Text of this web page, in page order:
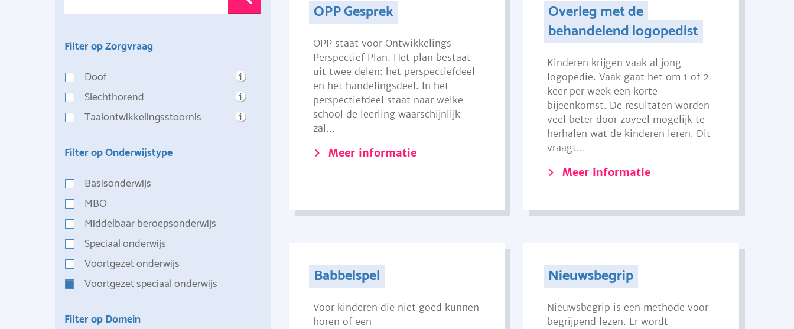
Filter op Zorgvraag
Doof
Slechthorend
Taalontwikkelingsstoornis
Filter op Onderwijstype
Basisonderwijs
MBO
Middelbaar beroepsonderwijs
Speciaal onderwijs
Voortgezet onderwijs
Voortgezet speciaal onderwijs
Filter op Domein
OPP Gesprek
OPP staat voor Ontwikkelings
Perspectief Plan. Het plan bestaat
uit twee delen: het perspectiefdeel
en het handelingsdeel. In het
perspectiefdeel staat naar welke
school de leerling waarschijnlijk
zal...
Meer informatie
Overleg met de
behandelend logopedist
Kinderen krijgen vaak al jong
logopedie. Vaak gaat het om 1 of 2
keer per week een korte
bijeenkomst. De resultaten worden
veel beter door zoveel mogelijk te
herhalen wat de kinderen leren. Dit
vraagt...
Meer informatie
Babbelspel
Voor kinderen die niet goed kunnen
horen of een
Nieuwsbegrip
Nieuwsbegrip is een methode voor
begrijpend lezen. Er wordt